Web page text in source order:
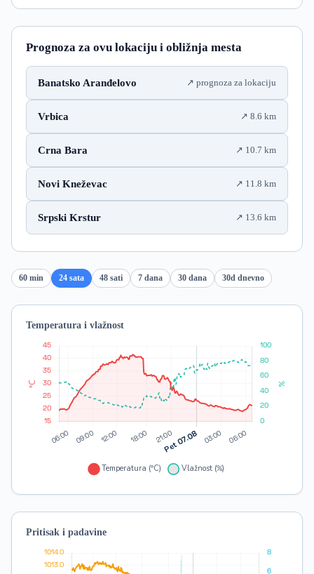
Prognoza za ovu lokaciju i obližnja mesta
Banatsko Aranđelovo prognoza za lokaciju
Vrbica 8.6 km
Crna Bara 10.7 km
Novi Kneževac 11.8 km
Srpski Krstur 13.6 km
60 min 24 sata 48 sati 7 dana 30 dana 30d dnevno
Temperatura i vlažnost
Pritisak i padavine